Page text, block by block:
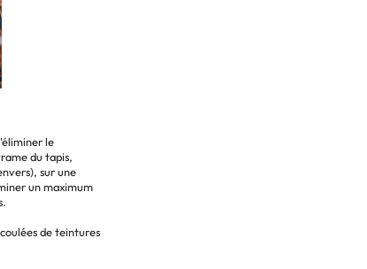
le
du tapis,
sur une
un maximum
de teintures